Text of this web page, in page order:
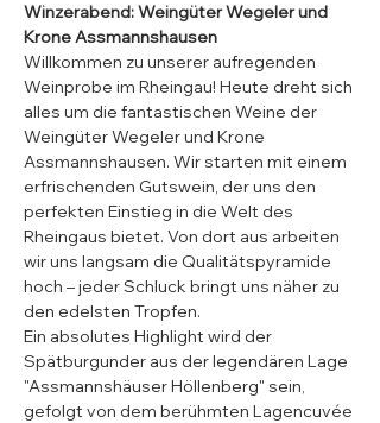
Winzerabend: Weingüter Wegeler und
Krone Assmannshausen
Willkommen zu unserer aufregenden
Weinprobe im Rheingau! Heute dreht sich
alles um die fantastischen Weine der
Weingüter Wegeler und Krone
Assmannshausen. Wir starten mit einem
erfrischenden Gutswein, der uns den
perfekten Einstieg in die Welt des
Rheingaus bietet. Von dort aus arbeiten
wir uns langsam die Qualitätspyramide
hoch – jeder Schluck bringt uns näher zu
den edelsten Tropfen.
Ein absolutes Highlight wird der
Spätburgunder aus der legendären Lage
"Assmannshäuser Höllenberg" sein,
gefolgt von dem berühmten Lagencuvée